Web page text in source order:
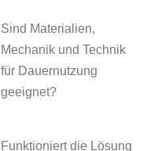
Sind Materialien,
Mechanik und Technik
für Dauernutzung
geeignet?
Funktioniert die Lösung